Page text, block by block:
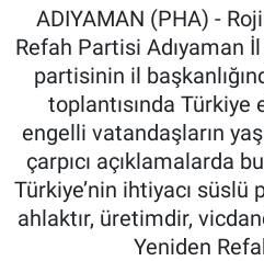
ADIYAMAN (PHA) -
Refah Partisi Adıyaman
partisinin il
toplantısında
engelli vatandaşların
çarpıcı açıklamalarda
Türkiye’nin ihtiyacı
ahlaktır, üretimdir,
Yeniden
Asayiş
Sağlık
Özel Haber
Kültür Sanat
Son Dakika Haberleri
Haber Arşivi